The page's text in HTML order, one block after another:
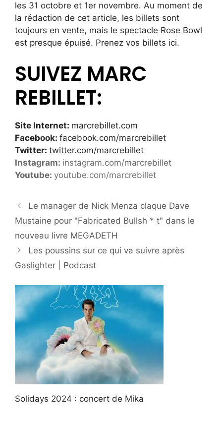
les 31 octobre et 1er novembre. Au moment de
la rédaction de cet article, les billets sont
toujours en vente, mais le spectacle Rose Bowl
est presque épuisé. Prenez vos billets ici.
SUIVEZ MARC
REBILLET:
Site Internet: marcrebillet.com
Facebook: facebook.com/marcrebillet
Twitter: twitter.com/marcrebillet
Instagram: instagram.com/marcrebillet
Youtube: youtube.com/marcrebillet
Le manager de Nick Menza claque Dave
Mustaine pour "Fabricated Bullsh * t" dans le
nouveau livre MEGADETH
Les poussins sur ce qui va suivre après
Gaslighter | Podcast
Solidays 2024 : concert de Mika